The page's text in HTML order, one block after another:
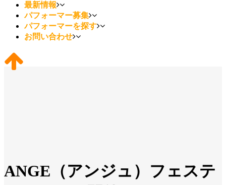
最新情報
パフォーマー募集
パフォーマーを探す
お問い合わせ
ANGE（アンジュ）フェステ